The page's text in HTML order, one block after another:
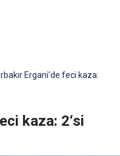
Ergani’de feci kaza:
kaza: 2‘si